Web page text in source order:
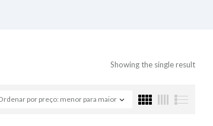
Showing the single result
por preço: menor para maior